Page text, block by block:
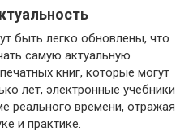
быть легко обновлены, что
самую актуальную
книг, которые могут
лет, электронные учебники
реального времени, отражая
и практике.